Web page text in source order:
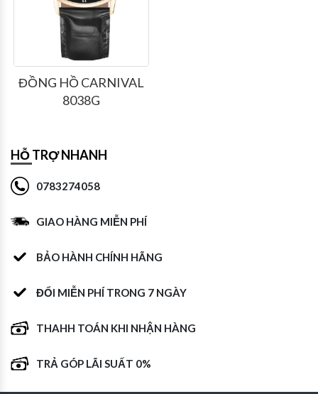
ĐỒNG HỒ CARNIVAL
8038G
HỖ TRỢ NHANH
0783274058
GIAO HÀNG MIỄN PHÍ
BẢO HÀNH CHÍNH HÃNG
ĐỔI MIỄN PHÍ TRONG 7 NGÀY
THAHH TOÁN KHI NHẬN HÀNG
TRẢ GÓP LÃI SUẤT 0%